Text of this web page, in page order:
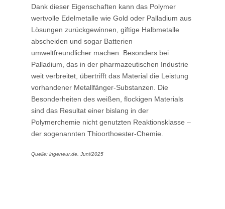
Dank dieser Eigenschaften kann das Polymer
wertvolle Edelmetalle wie Gold oder Palladium aus
Lösungen zurückgewinnen, giftige Halbmetalle
abscheiden und sogar Batterien
umweltfreundlicher machen. Besonders bei
Palladium, das in der pharmazeutischen Industrie
weit verbreitet, übertrifft das Material die Leistung
vorhandener Metallfänger-Substanzen. Die
Besonderheiten des weißen, flockigen Materials
sind das Resultat einer bislang in der
Polymerchemie nicht genutzten Reaktionsklasse –
der sogenannten Thioorthoester-Chemie.
Quelle: ingeneur.de, Juni/2025